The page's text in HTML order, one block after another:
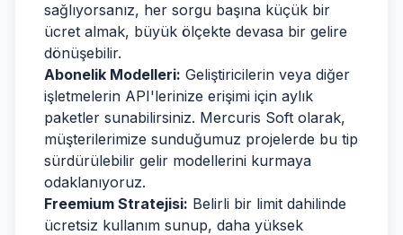
sağlıyorsanız, her sorgu başına küçük bir
ücret almak, büyük ölçekte devasa bir gelire
dönüşebilir.
Abonelik Modelleri: Geliştiricilerin veya diğer
işletmelerin API'lerinize erişimi için aylık
paketler sunabilirsiniz. Mercuris Soft olarak,
müşterilerimize sunduğumuz projelerde bu tip
sürdürülebilir gelir modellerini kurmaya
odaklanıyoruz.
Freemium Stratejisi: Belirli bir limit dahilinde
ücretsiz kullanım sunup, daha yüksek